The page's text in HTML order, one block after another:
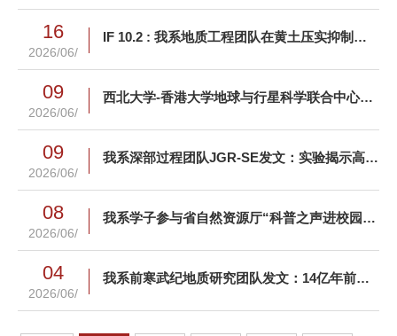
16
2026/06/
IF 10.2 : 我系地质工程团队在黄土压实抑制湿陷机制研究方面取得新进展
09
2026/06/
西北大学-香港大学地球与行星科学联合中心第二届学术年会在西安顺利召开
09
2026/06/
我系深部过程团队JGR-SE发文：实验揭示高压反应熔体流如何重塑大洋岩石圈地幔
08
2026/06/
我系学子参与省自然资源厅“科普之声进校园”公益科普活动
04
2026/06/
我系前寒武纪地质研究团队发文：14亿年前地球氧气含量或达现今氧水平近7%